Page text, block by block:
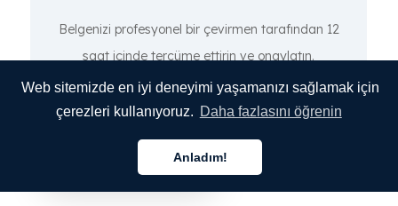
Web sitemizde en iyi deneyimi yaşamanızı sağlamak için
çerezleri kullanıyoruz. Daha fazlasını öğrenin
Anladım!
Belgenizi profesyonel bir çevirmen tarafından 12
saat içinde tercüme ettirin ve onaylatın.
Çeviri Fiyatını Hesapla
Türkçe